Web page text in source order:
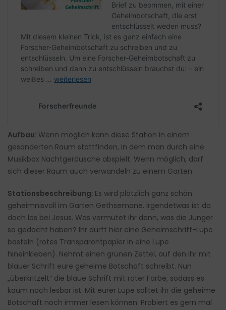
Aufbau: Wenn möglich kann diese Station in einem
gesonderten Raum stattfinden, in dem man durch eine
Musikbox Nachtgeräusche abspielt. Wenn möglich, darf
sich dieser Raum auch verwandeln zu einem Garten.
Stationsbeschreibung: Es wird plötzlich ganz schön
geheimnisvoll im Garten Gethsemane. Irgendetwas ist da
doch los bei Jesus. Was vermutet ihr denn, was die Jünger
so gedacht haben? Ihr dürft hier eine Geheimschrift-Lupe
basteln (rotes Transparentpapier in eine Lupe
hineinkleben). Nehmt einen grünen Zettel, auf den ihr mit
blauer Schrift eure geheime Botschaft schreibt. Nun
„überkritzelt“ die blaue Schrift mit roter Farbe, sodass es
kaum noch lesbar ist. Mit eurer Lupe solltet ihr die geheime
Botschaft noch immer lesen können. Probiert es gern mal